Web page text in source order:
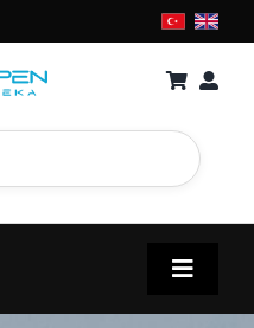
Toggle